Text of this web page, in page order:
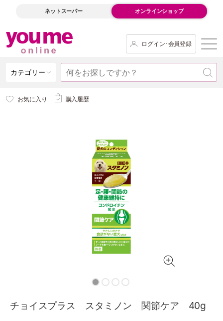
ネットスーパー オンラインショップ
ログイン･会員登録
カテゴリー
お気に入り 購入履歴
チョイスプラス スタミノン 関節ケア 40g